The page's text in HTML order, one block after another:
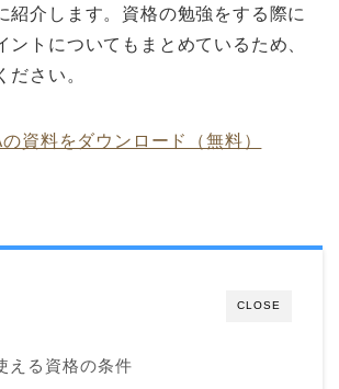
紹介します。資格の勉強をする際に
ントについてもまとめているため、
さい。
資料をダウンロード（無料）
CLOSE
える資格の条件